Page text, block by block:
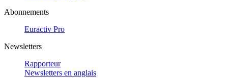
Abonnements
Euractiv Pro
Newsletters
Rapporteur
Newsletters en anglais